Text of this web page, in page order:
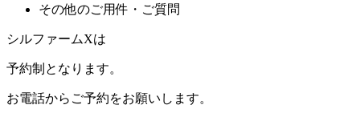
その他のご用件・ご質問
シルファームXは
予約制 となります。
お電話からご予約をお願いします。